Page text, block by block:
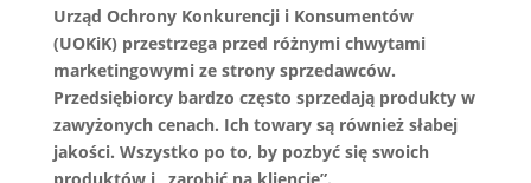
Urząd Ochrony Konkurencji i Konsumentów
(UOKiK) przestrzega przed różnymi chwytami
marketingowymi ze strony sprzedawców.
Przedsiębiorcy bardzo często sprzedają produkty w
zawyżonych cenach. Ich towary są również słabej
jakości. Wszystko po to, by pozbyć się swoich